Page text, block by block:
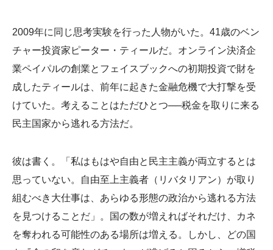
2009年に同じ思考実験を行った人物がいた。41歳のベン
チャー投資家ピーター・ティールだ。オンライン決済企
業ペイパルの創業とフェイスブックへの初期投資で財を
成したティールは、前年に起きた金融危機で大打撃を受
けていた。考えることはただひとつ──税金を取りに来る
民主国家から逃れる方法だ。
彼は書く。「私はもはや自由と民主主義が両立するとは
思っていない。自由至上主義者（リバタリアン）が取り
組むべき大仕事は、あらゆる形態の政治から逃れる方法
を見つけることだ」。国の数が増えればそれだけ、カネ
を奪われる可能性のある場所は増える。しかし、どの国